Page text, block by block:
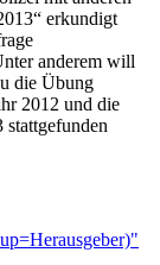
erkundigt
anderem will
die Übung
2012 und die